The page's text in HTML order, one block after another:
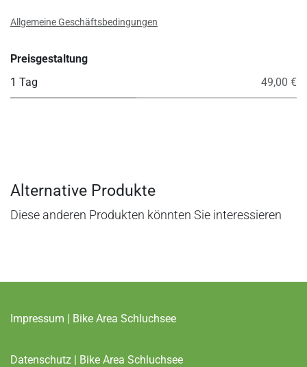
Allgemeine Geschäftsbedingungen
Preisgestaltung
1 Tag
49,00 €
Alternative Produkte
Diese anderen Produkten könnten Sie interessieren
Impressum | Bike Area Schluchsee
Datenschutz | Bike Area Schluchsee